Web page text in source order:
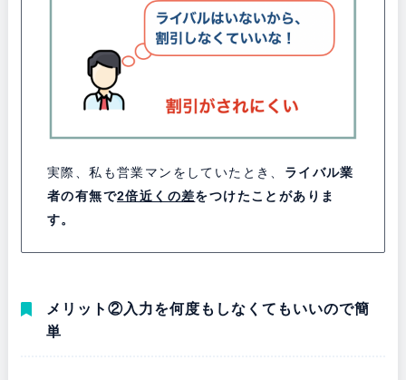
実際、私も営業マンをしていたとき、 ライバル業
者の有無で2倍近くの差をつけたことがありま
す。
メリット②入力を何度もしなくてもいいので簡
単